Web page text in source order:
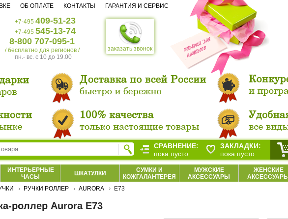
заказать звонок
+7-495 409-51-23
+7-495 545-13-74
8-800 707-095-1
/ бесплатно для регионов /
пн.- вс. c 10 до 19.00
ОБ ОПЛАТЕ КОНТАКТЫ ГАРАНТИЯ И СЕРВИС
ИНТЕРЬЕРНЫЕ
ЧАСЫ
ШКАТУЛКИ
СУМКИ И
КОЖГАЛАНТЕРЕЯ
МУЖСКИЕ
АКСЕССУАРЫ
ЖЕНСКИЕ
АКСЕССУАРЫ
РУЧКИ РОЛЛЕР AURORA E73
роллер Aurora E73
СРАВНЕНИЕ:
пока пусто
ЗАКЛАДКИ:
пока пусто